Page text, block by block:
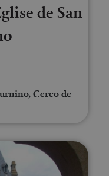
de San
Cerco de
guidée à Olite